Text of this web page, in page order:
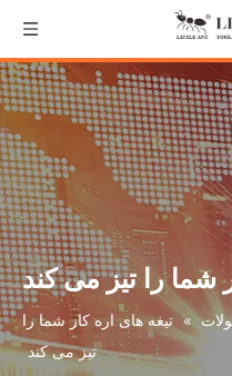
شما را تیز می کند
» تیغه های اره کار شما را
تیز می کند